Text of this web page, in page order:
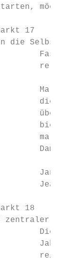
Am
in die
Fast
die
Jana
18
zentraler
Die